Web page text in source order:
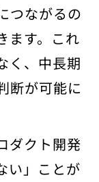
つながるの
ます。これ
く、中長期
断が可能に
ダクト開発
い」ことが